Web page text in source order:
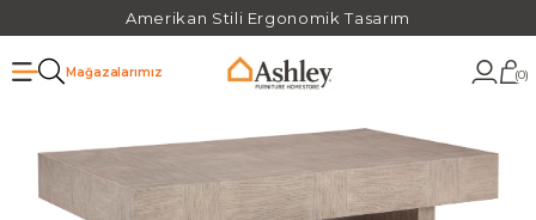
Amerikan Stili Ergonomik Tasarım
Mağazalarımız 0